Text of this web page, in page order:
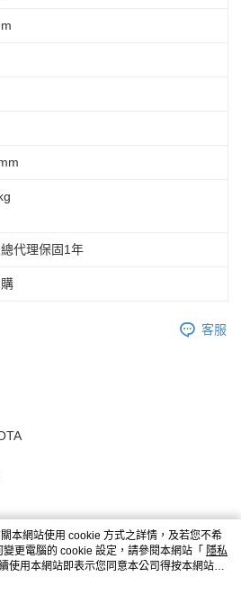
總代理保固1年
客服
本網站使用 cookie 方式之詳情，及若您不希
更電腦的 cookie 設定，請參閱本網站「 隱私
使用本網站即表示您同意本公司得按本網站使
。